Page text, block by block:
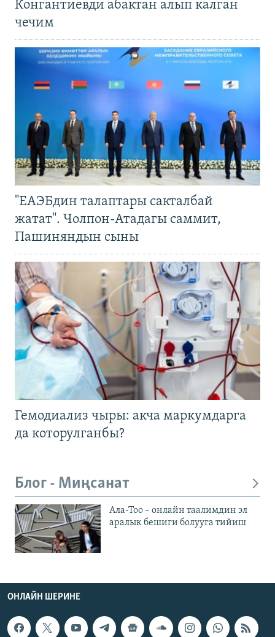
Конгантиевди абактан алып калган
чечим
"ЕАЭБдин талаптары сакталбай
жатат". Чолпон-Атадагы саммит,
Пашиняндын сыны
Гемодиализ чыры: акча маркумдарга
да которулганбы?
Блог - Миңсанат
Ала-Тоо – онлайн таалимдин эл
аралык бешиги болууга тийиш
ОНЛАЙН ШЕРИНЕ